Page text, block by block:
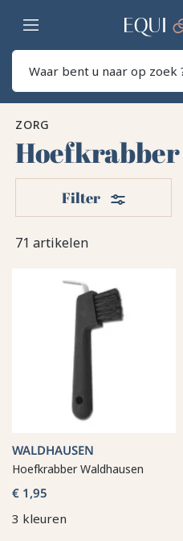
Home
ZORG
Hoefkrabber
71 artikelen
Filter Filters
WALDHAUSEN
Hoefkrabber Waldhausen
€ 1,95
3 kleuren